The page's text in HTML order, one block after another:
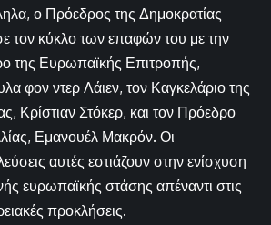
ο Πρόεδρος της Δημοκρατίας
τον κύκλο των επαφών του με την
της Ευρωπαϊκής Επιτροπής,
φον ντερ Λάιεν, τον Καγκελάριο της
Κρίστιαν Στόκερ, και τον Πρόεδρο
Εμανουέλ Μακρόν. Οι
αυτές εστιάζουν στην ενίσχυση
ευρωπαϊκής στάσης απέναντι στις
προκλήσεις.